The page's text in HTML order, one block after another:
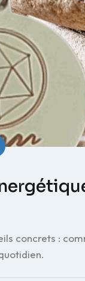
concrets :